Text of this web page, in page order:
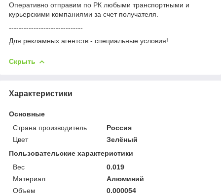
Оперативно отправим по РК любыми транспортными и
курьерскими компаниями за счет получателя.
------------------------------
Для рекламных агентств - специальные условия!
Скрыть
Характеристики
Основные
Страна производитель
Россия
Цвет
Зелёный
Пользовательские характеристики
Вес
0.019
Материал
Алюминий
Объем
0.000054